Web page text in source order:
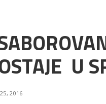
U
2016